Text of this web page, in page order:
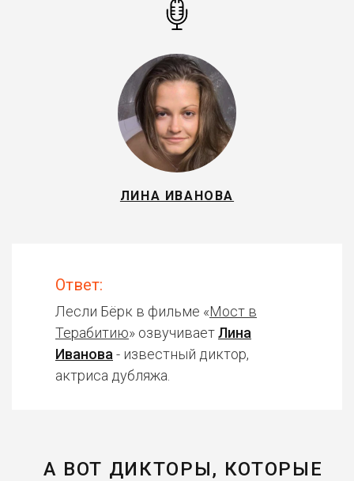
ЛИНА ИВАНОВА
Ответ:
Лесли Бёрк в фильме «Мост в
Терабитию» озвучиваетЛина
Иванова - известный диктор,
актриса дубляжа.
А ВОТ ДИКТОРЫ, КОТОРЫЕ